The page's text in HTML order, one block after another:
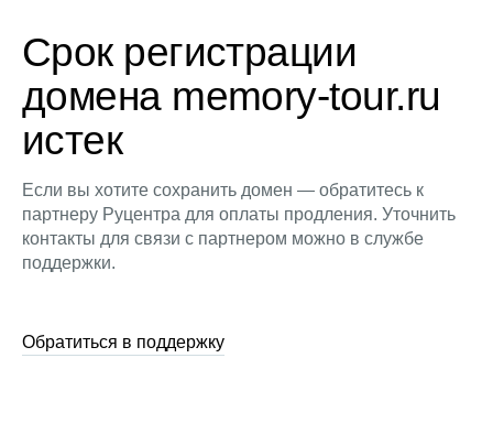
Срок регистрации
домена memory-tour.ru
истек
Если вы хотите сохранить домен — обратитесь к
партнеру Руцентра для оплаты продления. Уточнить
контакты для связи с партнером можно в службе
поддержки.
Обратиться в поддержку